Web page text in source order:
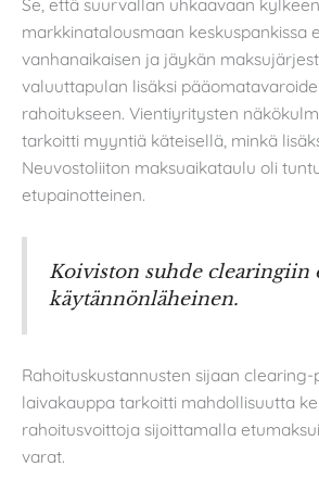
Se, että suurvallan uhkaavaan
markkinatalousmaan keskuspankissa
vanhanaikaisen ja jäykän
valuuttapulan lisäksi
rahoitukseen. Vientiyritysten
tarkoitti myyntiä käteisellä, minkä
Neuvostoliiton maksuaikataulu oli
etupainotteinen.
Koiviston suhde clearingiin
käytännönläheinen.
Rahoituskustannusten sijaan clearing-
laivakauppa tarkoitti mahdollisuutta
rahoitusvoittoja sijoittamalla
varat.